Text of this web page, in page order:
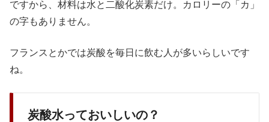
ですから、材料は水と二酸化炭素だけ。カロリーの「カ」
の字もありません。
フランスとかでは炭酸を毎日に飲む人が多いらしいです
ね。
炭酸水っておいしいの？